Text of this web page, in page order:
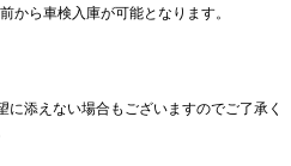
ら車検入庫が可能となります。
に添えない場合もございますのでご了承く